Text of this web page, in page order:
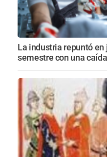
La industria repuntó en
semestre con una